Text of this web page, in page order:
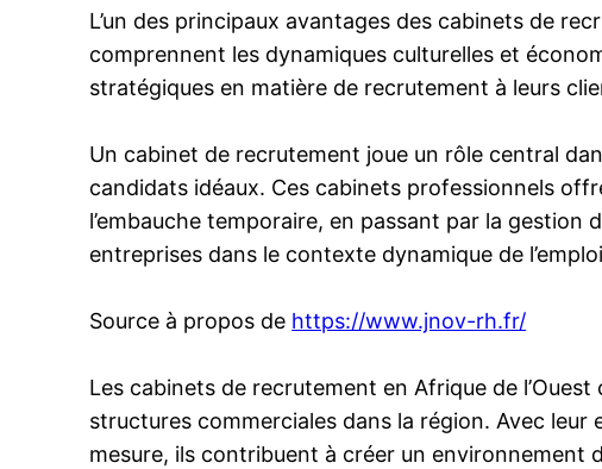
L’un des principaux avantages des cabinets de
comprennent les dynamiques culturelles et
stratégiques en matière de recrutement à leurs
Un cabinet de recrutement joue un rôle central
candidats idéaux. Ces cabinets professionnels
l’embauche temporaire, en passant par la
entreprises dans le contexte dynamique de
Source à propos de https://www.jnov-rh.fr/
Les cabinets de recrutement en Afrique de
structures commerciales dans la région. Avec
mesure, ils contribuent à créer un environnement